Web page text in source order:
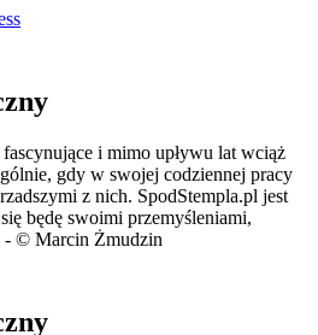
i mimo upływu lat wciąż
gdy w swojej codziennej pracy
z nich. SpodStempla.pl jest
będę swoimi przemyśleniami,
- © Marcin Żmudzin